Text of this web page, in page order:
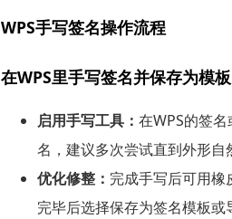
WPS手写签名操作流程
在WPS里手写签名并保存为模板
启用手写工具： 在WPS的签
名，建议多次尝试直到外形自
优化修整： 完成手写后可用
完毕后选择保存为签名模板或